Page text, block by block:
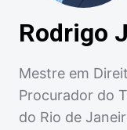
Rodrigo
Mestre em
Procurador do
do Rio de